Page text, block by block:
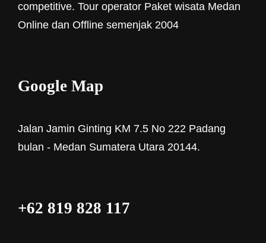
competitive. Tour operator Paket wisata Medan
Online dan Offline semenjak 2004
Google Map
Jalan Jamin Ginting KM 7.5 No 222 Padang
bulan - Medan Sumatera Utara 20144.
+62 819 828 117